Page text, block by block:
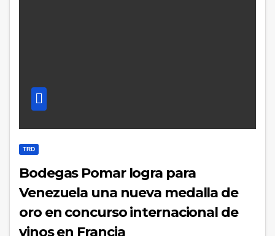
TRD
Bodegas Pomar logra para
Venezuela una nueva medalla de
oro en concurso internacional de
vinos en Francia